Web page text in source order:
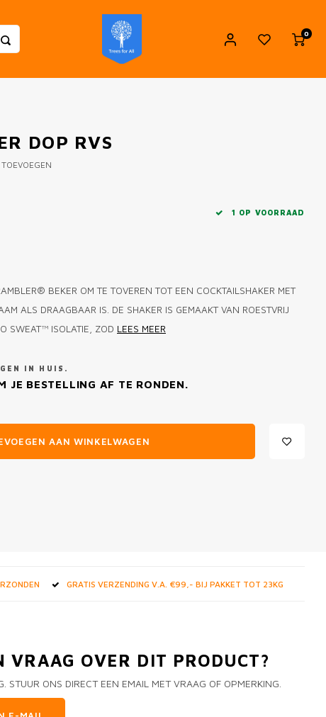
0
DOP RVS
1 OP VOORRAAD
BEKER OM TE TOVEREN TOT EEN COCKTAILSHAKER MET
ALS DRAAGBAAR IS. DE SHAKER IS GEMAAKT VAN ROESTVRIJ
SWEAT™ ISOLATIE, ZOD LEES MEER
IN HUIS.
JE BESTELLING AF TE RONDEN.
AAN WINKELWAGEN
GRATIS VERZENDING V.A. €99,- BIJ PAKKET TOT 23KG
VRAAG OVER DIT PRODUCT?
STUUR ONS DIRECT EEN EMAIL MET VRAAG OF OPMERKING.